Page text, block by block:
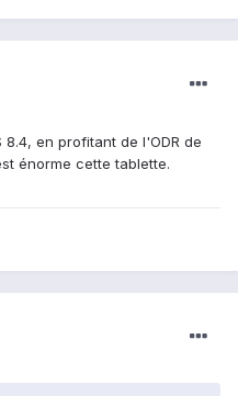
en profitant de l'ODR de
énorme cette tablette.